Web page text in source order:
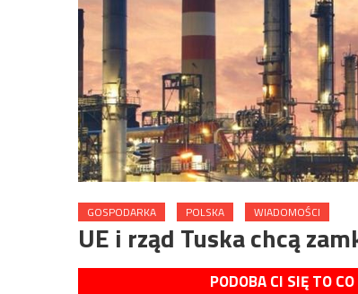
GOSPODARKA POLSKA WIADOMOŚCI
UE i rząd Tuska chcą
PODOBA CI SIĘ TO